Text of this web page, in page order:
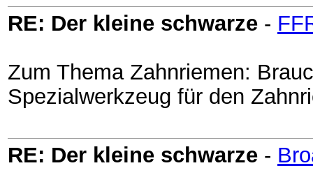
RE: Der kleine schwarze -
Zum Thema Zahnriemen:
Spezialwerkzeug für den
RE: Der kleine schwarze -